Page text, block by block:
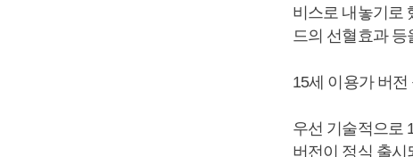
비스로 내놓기로
드의 선혈효과 등
15세 이용가 버
우선 기술적으로
버전이 정식 출시